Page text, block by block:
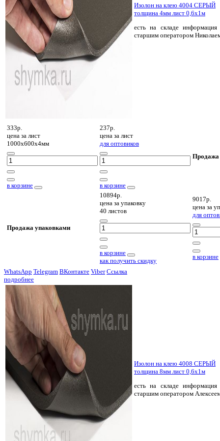
Изолон на клею 4004 СЕРЫЙ
толщина 4мм лист 0,6х1м
есть на складе информация
старшим оператором
333р.
цена за лист
1000х600х4мм
в корзине
237р.
цена за лист
для оптовиков
в корзине
Продажа
Продажа упаковками
10894р.
цена за упаковку
40 листов
в корзине
как получить скидку
9017р.
цена за
для
в корзине
WhatsApp Telegram ВКонтакте Viber Ссылка
подробнее
Изолон на клею 4008 СЕРЫЙ
толщина 8мм лист 0,6х1м
есть на складе информация
старшим оператором